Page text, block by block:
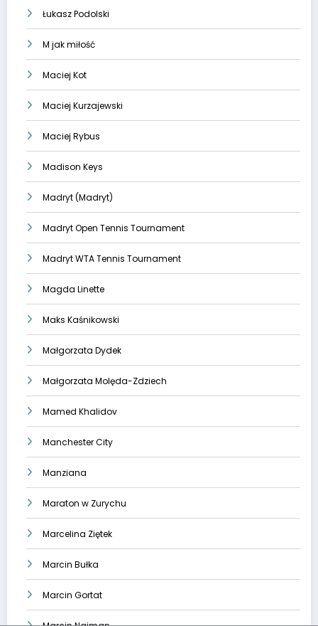
Łukasz Podolski
M jak miłość
Maciej Kot
Maciej Kurzajewski
Maciej Rybus
Madison Keys
Madryt (Madryt)
Madryt Open Tennis Tournament
Madryt WTA Tennis Tournament
Magda Linette
Maks Kaśnikowski
Małgorzata Dydek
Małgorzata Molęda-Zdziech
Mamed Khalidov
Manchester City
Manziana
Maraton w Zurychu
Marcelina Ziętek
Marcin Bułka
Marcin Gortat